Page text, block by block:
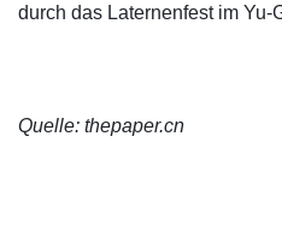
durch das Laternenfest im Yu-
Quelle: thepaper.cn